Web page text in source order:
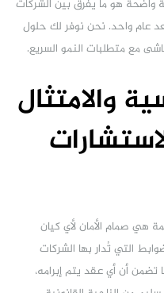
واضحة هو ما يفرق بين الشركات
عام واحد. نحن نوفر لك حلول
مع متطلبات النمو السريع.
والامتثال
هي صمام الأمان لأي كيان
التي تُدار بها الشركات
تضمن أن أي عقد يتم إبرامه،